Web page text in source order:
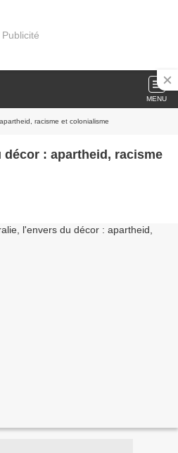
Publicité
MENU
racisme et colonialisme
: apartheid, racisme